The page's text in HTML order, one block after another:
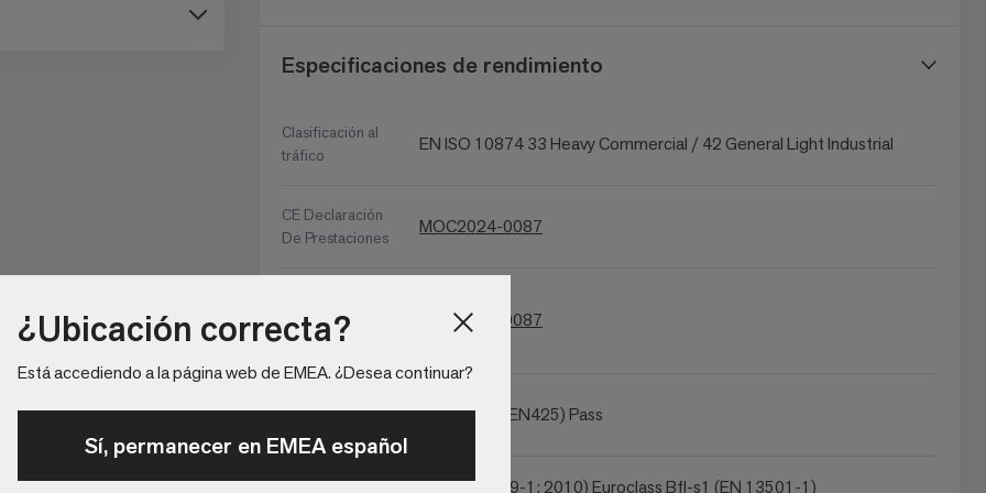
¿Ubicación correcta?
Está accediendo a la página web de EMEA. ¿Desea continuar?
Sí, permanecer en EMEA español
Especificaciones de rendimiento
Clasificación al
tráfico
EN ISO 10874 33 Heavy Commercial / 42 General Light Industrial
CE Declaración
De Prestaciones
MOC2024-0087
Declaration of
Performance
MOC2024-0087
(ISO 4918 / EN425) Pass
Inflamabilidad (EN ISO 9239-1: 2010) Euroclass Bfl-s1 (EN 13501-1)